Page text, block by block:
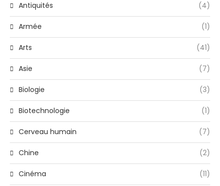
Antiquités (4)
Armée (1)
Arts (41)
Asie (7)
Biologie (3)
Biotechnologie (1)
Cerveau humain (7)
Chine (2)
Cinéma (11)